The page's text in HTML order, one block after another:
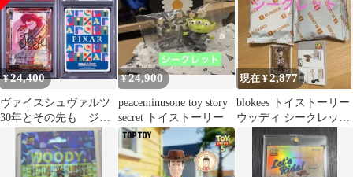
¥24,400
ヴァイスシュヴァルツ
30年とその先も ジェ
シー SEC psa10
¥24,900
peaceminusone toy story
secret トイストーリー
現在 ¥2,877
blokees トイストーリー
ウッディ シークレット
ブロッキーズsecret